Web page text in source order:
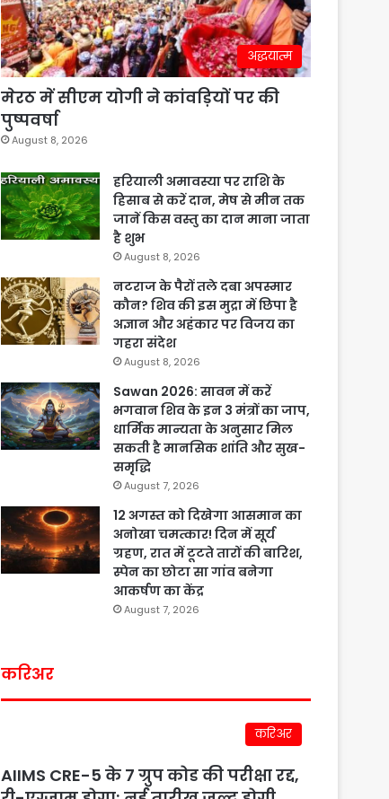
अद्धयात्म
मेरठ में सीएम योगी ने कांवड़ियों पर की
पुष्पवर्षा
August 8, 2026
हरियाली अमावस्या पर राशि के
हिसाब से करें दान, मेष से मीन तक
जानें किस वस्तु का दान माना जाता
है शुभ
August 8, 2026
नटराज के पैरों तले दबा अपस्मार
कौन? शिव की इस मुद्रा में छिपा है
अज्ञान और अहंकार पर विजय का
गहरा संदेश
August 8, 2026
Sawan 2026: सावन में करें
भगवान शिव के इन 3 मंत्रों का जाप,
धार्मिक मान्यता के अनुसार मिल
सकती है मानसिक शांति और सुख-
समृद्धि
August 7, 2026
12 अगस्त को दिखेगा आसमान का
अनोखा चमत्कार! दिन में सूर्य
ग्रहण, रात में टूटते तारों की बारिश,
स्पेन का छोटा सा गांव बनेगा
आकर्षण का केंद्र
August 7, 2026
करिअर
करिअर
AIIMS CRE-5 के 7 ग्रुप कोड की परीक्षा रद्द,